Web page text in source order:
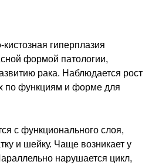
гиперплазия
формой патологии,
рака. Наблюдается рост
по функциям и форме для
с функционального слоя,
и шейку. Чаще возникает у
нарушается цикл,